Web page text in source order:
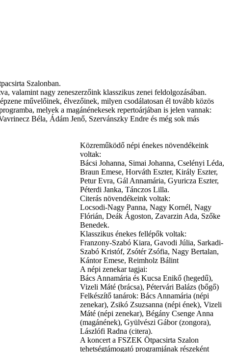
Szalonban.
valamint nagy zeneszerzőink klasszikus zenei feldolgozásában.
művelőinek, élvezőinek, milyen csodálatosan él tovább közös
melyek a magánénekesek repertoárjában is jelen vannak:
Béla, Ádám Jenő, Szervánszky Endre és még sok más
Közreműködő népi énekes növendékeink
voltak:
Bácsi Johanna, Simai Johanna, Cselényi Léda,
Braun Emese, Horváth Eszter, Király Eszter,
Petur Evra, Gál Annamária, Gyuricza Eszter,
Péterdi Janka, Tánczos Lilla.
Citerás növendékeink voltak:
Locsodi-Nagy Panna, Nagy Kornél, Nagy
Flórián, Deák Ágoston, Zavarzin Ada, Szőke
Benedek.
Klasszikus énekes fellépők voltak:
Franzony-Szabó Kiara, Gavodi Júlia, Sarkadi-
Szabó Kristóf, Zsótér Zsófia, Nagy Bertalan,
Kántor Emese, Reimholz Bálint
A népi zenekar tagjai:
Bács Annamária és Kucsa Enikő (hegedű),
Vizeli Máté (brácsa), Pétervári Balázs (bőgő)
Felkészítő tanárok: Bács Annamária (népi
zenekar), Zsikó Zsuzsanna (népi ének), Vizeli
Máté (népi zenekar), Bégány Csenge Anna
(magánének), Gyülvészi Gábor (zongora),
Lászlófi Radna (citera).
A koncert a FSZEK Ötpacsirta Szalon
tehetségtámogató programjának részeként